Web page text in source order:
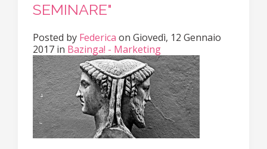
SEMINARE"
Posted by Federica on Giovedì, 12 Gennaio
2017 in Bazinga! - Marketing